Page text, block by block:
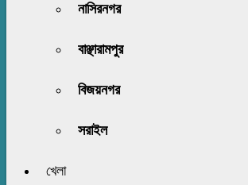
নাসিরনগর
বাঞ্ছারামপুর
বিজয়নগর
সরাইল
খেলা